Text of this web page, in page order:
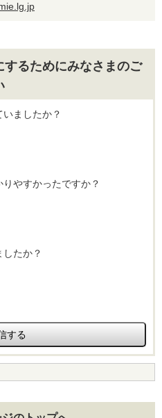
するためにみなさまのご
ましたか？
やすかったですか？
たか？